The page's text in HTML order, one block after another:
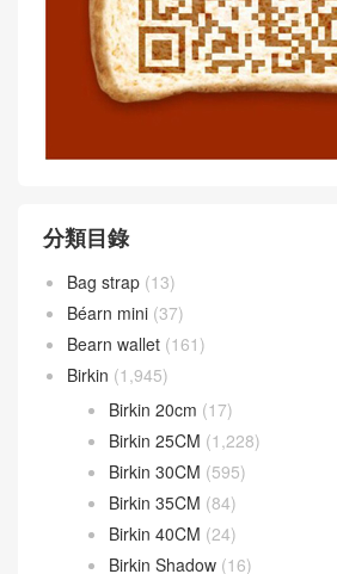
分類目錄
Bag strap(13)
Béarn mini(37)
Bearn wallet(161)